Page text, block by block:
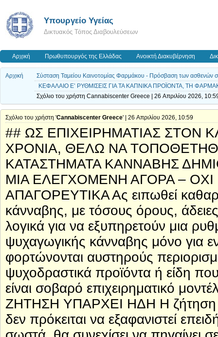
Υπουργείο Υγείας
Δικτυακός Τόπος Διαβουλεύσεων
Αρχική Πρωθυπουργός της Ελλάδας Ανοικτή Διακυβέρνηση
Αρχική
Σύσταση Ταμείου Καινοτομίας Φαρμάκου - Πρόσβαση των ασθενών σε
ΚΕΦΑΛΑΙΟ Ε’ ΡΥΘΜΙΣΕΙΣ ΓΙΑ ΤΑ ΚΑΠΝΙΚΑ ΠΡΟΪΟΝΤΑ, ΤΗ
Σχόλιο του χρήστη Cannabiscenter Greece | 26 Απριλίου 2026,
Σχόλιο του χρήστη 'Cannabiscenter Greece' | 26 Απριλίου 2026, 10:59
## ΩΣ ΕΠΙΧΕΙΡΗΜΑΤΙΑΣ ΣΤΟΝ
ΧΡΟΝΙΑ, ΘΕΛΩ ΝΑ
ΚΑΤΑΣΤΗΜΑΤΑ ΚΑΝΝΑΒΗΣ
ΜΙΑ ΕΛΕΓΧΟΜΕΝΗ ΑΓΟΡΑ –
ΑΠΑΓΟΡΕΥΤΙΚΑ Ας ειπωθεί
κάνναβης, με τόσους όρους,
λογικά για να εξυπηρετούν μια
ψυχαγωγικής κάνναβης μόνο για
φορτώνονται αυστηρούς
ψυχοδραστικά προϊόντα ή είδη
είναι σοβαρό επιχειρηματικό
ΖΗΤΗΣΗ ΥΠΑΡΧΕΙ ΗΔΗ Η ζήτηση
δεν πρόκειται να εξαφανιστεί